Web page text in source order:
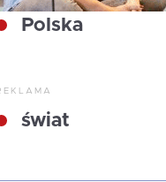
Polska
świat